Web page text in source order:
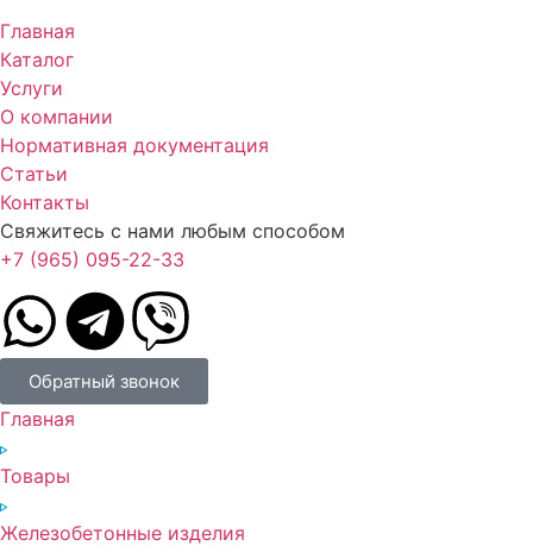
Главная
Каталог
Услуги
О компании
Нормативная документация
Статьи
Контакты
Свяжитесь с нами любым способом
+7 (965) 095-22-33
Обратный звонок
Главная
Товары
Железобетонные изделия